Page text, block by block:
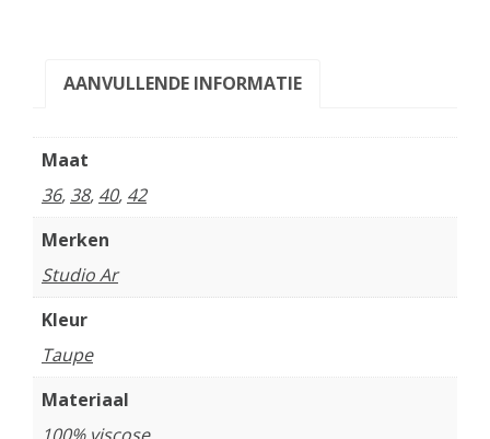
AANVULLENDE INFORMATIE
Maat
36, 38, 40, 42
Merken
Studio Ar
Kleur
Taupe
Materiaal